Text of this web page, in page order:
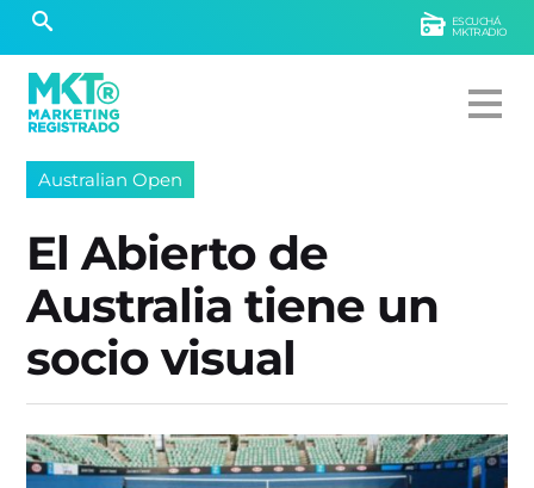
ESCUCHÁ
MKTRADIO
Australian Open
El Abierto de
Australia tiene un
socio visual